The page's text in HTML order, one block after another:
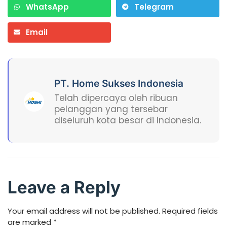
WhatsApp Telegram
Email
PT. Home Sukses Indonesia
Telah dipercaya oleh ribuan
pelanggan yang tersebar
diseluruh kota besar di Indonesia.
Leave a Reply
Your email address will not be published. Required fields
are marked *